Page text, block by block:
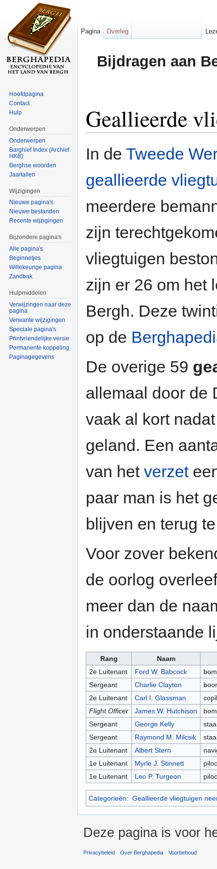
Bijdragen aan
Geallieerde
In de Tweede
geallieerde
meerdere
zijn
vliegtuigen
zijn er 26 om het
Bergh. Deze
op de
De overige 59
allemaal door de
vaak al kort
geland. Een
van het verzet
paar man is het
blijven en terug
Voor zover
de oorlog
meer dan de
in onderstaande
Rang
Naam
2e Luitenant
Ford W. Babcock
Sergeant
Charlie Clayton
2e Luitenant
Carl I. Glassman
Flight Officer
James W. Hutchison
Sergeant
George Kelly
Sergeant
Raymond M. Milcsik
2e Luitenant
Albert Stern
1e Luitenant
Myrle J. Stinnett
1e Luitenant
Leo P. Turgeon
Categorieën: Geallieerde vliegtuigen
Pagina Overleg
Hoofdpagina
Contact
Hulp
Onderwerpen
Onderwerpen
Barghief Index (Archief
HKB)
Berghse woorden
Jaartallen
Wijzigingen
Nieuwe pagina's
Nieuwe bestanden
Recente wijzigingen
Bijzondere pagina's
Alle pagina's
Beginnetjes
Willekeurige pagina
Zandbak
Hulpmiddelen
Verwijzingen naar deze
pagina
Verwante wijzigingen
Speciale pagina's
Printvriendelijke versie
Permanente koppeling
Paginagegevens
Deze pagina is voor
Privacybeleid Over Berghapedia Voorbehoud